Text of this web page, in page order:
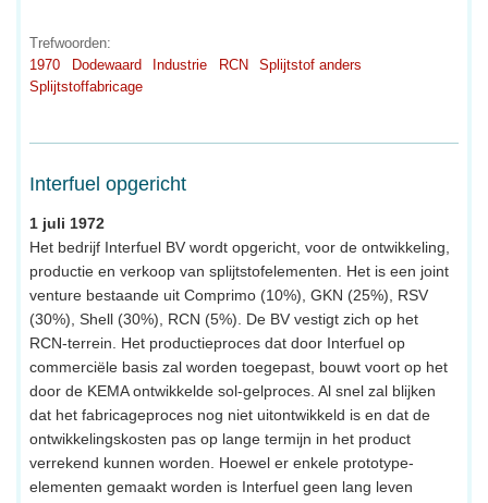
Trefwoorden:
1970
Dodewaard Industrie RCN
Splijtstof anders
Splijtstoffabricage
Interfuel opgericht
1 juli 1972
Het bedrijf Interfuel BV wordt opgericht, voor de ontwikkeling,
productie en verkoop van splijtstofelementen. Het is een joint
venture bestaande uit Comprimo (10%), GKN (25%), RSV
(30%), Shell (30%), RCN (5%). De BV vestigt zich op het
RCN-terrein. Het productieproces dat door Interfuel op
commerciële basis zal worden toegepast, bouwt voort op het
door de KEMA ontwikkelde sol-gelproces. Al snel zal blijken
dat het fabricageproces nog niet uitontwikkeld is en dat de
ontwikkelingskosten pas op lange termijn in het product
verrekend kunnen worden. Hoewel er enkele prototype-
elementen gemaakt worden is Interfuel geen lang leven